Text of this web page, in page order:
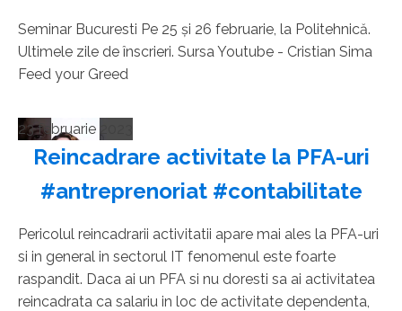
Seminar Bucuresti Pe 25 și 26 februarie, la Politehnică.
Ultimele zile de înscrieri. Sursa Youtube - Cristian Sima
Feed your Greed
23 februarie 2023
Reincadrare activitate la PFA-uri
#antreprenoriat #contabilitate
Pericolul reincadrarii activitatii apare mai ales la PFA-uri
si in general in sectorul IT fenomenul este foarte
raspandit. Daca ai un PFA si nu doresti sa ai activitatea
reincadrata ca salariu in loc de activitate dependenta,